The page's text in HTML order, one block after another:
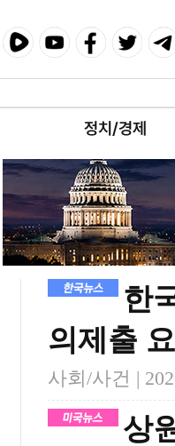
정치/경제
한
의제출
사회/사건 |
상